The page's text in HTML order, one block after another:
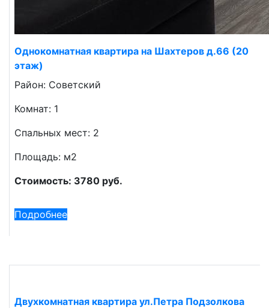
Однокомнатная квартира на Шахтеров д.66 (20
этаж)
Район: Советский
Комнат: 1
Спальных мест: 2
Площадь: м2
Стоимость: 3780 руб.
Подробнее
Двухкомнатная квартира ул.Петра Подзолкова